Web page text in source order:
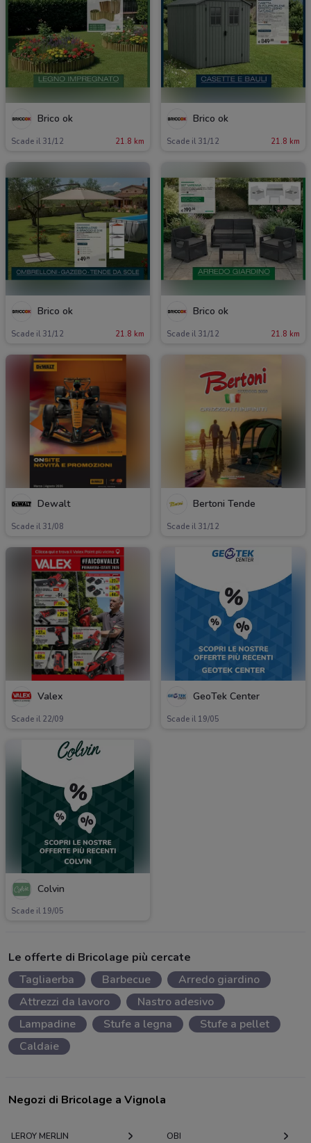
Brico ok
Scade il 31/12 21.8 km
Brico ok
Scade il 31/12 21.8 km
Brico ok
Scade il 31/12 21.8 km
Brico ok
Scade il 31/12 21.8 km
Dewalt
Scade il 31/08
Bertoni Tende
Scade il 31/12
Valex
Scade il 22/09
GeoTek Center
Scade il 19/05
Colvin
Scade il 19/05
Le offerte di Bricolage più cercate
Tagliaerba
Barbecue
Arredo giardino
Attrezzi da lavoro
Nastro adesivo
Lampadine
Stufe a legna
Stufe a pellet
Caldaie
Negozi di Bricolage a Vignola
LEROY MERLIN OBI